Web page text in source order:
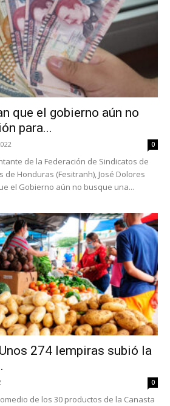
que el gobierno aún no
para...
0
de la Federación de Sindicatos de
Honduras (Fesitranh), José Dolores
el Gobierno aún no busque una...
274 lempiras subió la
0
de los 30 productos de la Canasta